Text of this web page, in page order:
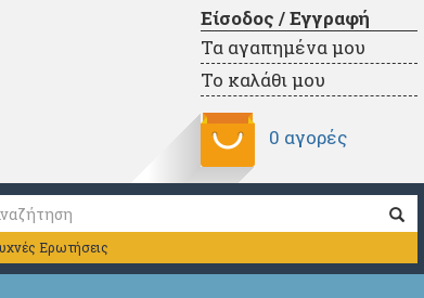
Είσοδος / Εγγραφή
Τα αγαπημένα μου
Το καλάθι μου
0 αγορές
Ερωτήσεις